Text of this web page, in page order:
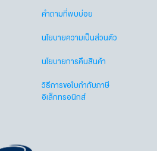
คำถามที่พบบ่อย
นโยบายความเป็นส่วนตัว
นโยบายการคืนสินค้า
วิธีการขอใบกำกับภาษี
อิเล็กทรอนิกส์